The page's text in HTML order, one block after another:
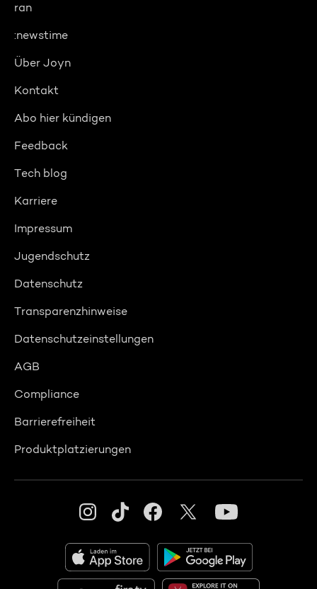
ran
:newstime
Über Joyn
Kontakt
Abo hier kündigen
Feedback
Tech blog
Karriere
Impressum
Jugendschutz
Datenschutz
Transparenzhinweise
Datenschutzeinstellungen
AGB
Compliance
Barrierefreiheit
Produktplatzierungen